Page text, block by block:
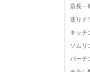
店長・
送りド
キッチ
ソムリ
バーテ